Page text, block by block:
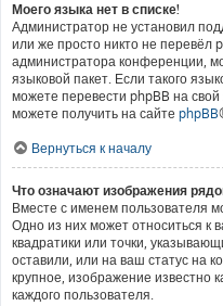
Моего языка нет в списке!
Администратор не установил
или же просто никто не перевёл
администратора конференции,
языковой пакет. Если такого
можете перевести phpBB на
можете получить на сайте phpBB
Вернуться к началу
Что означают изображения
Вместе с именем пользователя
Одно из них может относиться к
квадратики или точки,
оставили, или на ваш статус на
крупное, изображение известно
каждого пользователя.